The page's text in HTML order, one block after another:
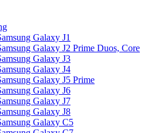
Galaxy J1
Galaxy J2 Prime Duos, Core
Galaxy J3
Galaxy J4
Galaxy J5 Prime
Galaxy J6
Galaxy J7
Galaxy J8
Galaxy C5